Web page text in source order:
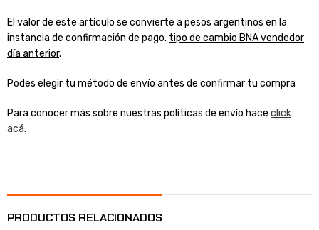
El valor de este artículo se convierte a pesos argentinos en la
instancia de confirmación de pago. tipo de cambio BNA vendedor
día anterior.
Podes elegir tu método de envío antes de confirmar tu compra
Para conocer más sobre nuestras políticas de envío hace click
acá.
PRODUCTOS RELACIONADOS